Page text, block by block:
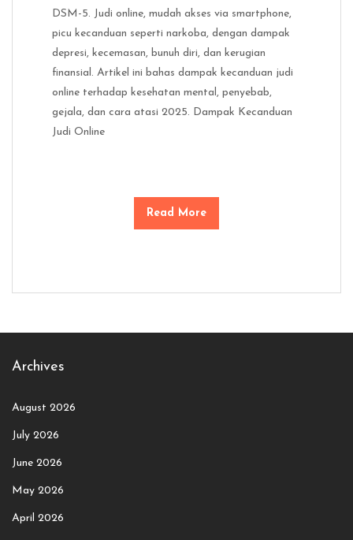
DSM-5. Judi online, mudah akses via smartphone,
picu kecanduan seperti narkoba, dengan dampak
depresi, kecemasan, bunuh diri, dan kerugian
finansial. Artikel ini bahas dampak kecanduan judi
online terhadap kesehatan mental, penyebab,
gejala, dan cara atasi 2025. Dampak Kecanduan
Judi Online
Read More
Archives
August 2026
July 2026
June 2026
May 2026
April 2026